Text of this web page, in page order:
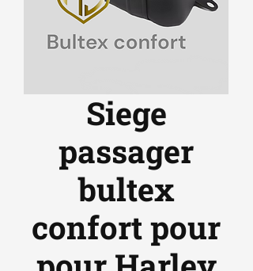
Siege
passager
bultex
confort pour